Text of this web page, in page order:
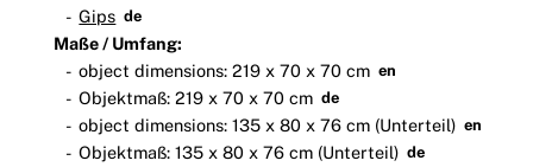
Gips de
Maße / Umfang:
object dimensions: 219 x 70 x 70 cm en
Objektmaß: 219 x 70 x 70 cm de
object dimensions: 135 x 80 x 76 cm (Unterteil) en
Objektmaß: 135 x 80 x 76 cm (Unterteil) de